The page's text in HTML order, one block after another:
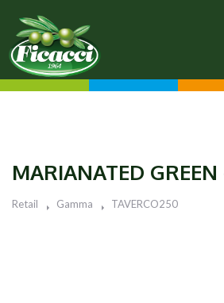
MARIANATED
Retail Gamma TAVERCO250